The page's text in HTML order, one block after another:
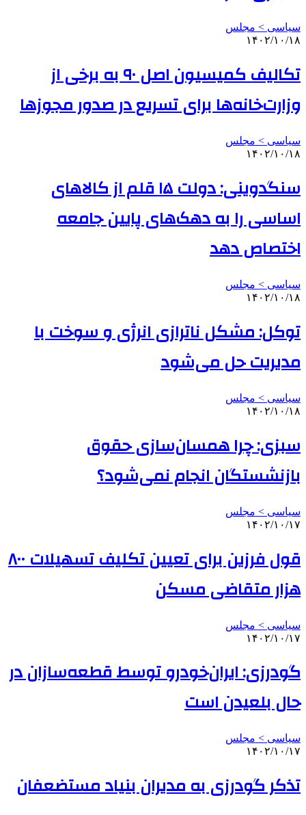
سیاسی > مجلس
۱۴۰۲/۱۰/۱۸
تکالیف کمیسیون اصل ۹۰ به برخی از
وزارت‌خانه‌ها برای تسریع در صدور مجوزها
سیاسی > مجلس
۱۴۰۲/۱۰/۱۸
سنگدوینی: دولت ۱۵ قلم از کالاهای
اساسی را به دهک‌های پایین جامعه
اختصاص دهد
سیاسی > مجلس
۱۴۰۲/۱۰/۱۸
توکل: مشکل ناترازی انرژی و سوخت با
مدیریت حل می‌شود
سیاسی > مجلس
۱۴۰۲/۱۰/۱۸
سبزی: چرا همسان‌سازی حقوق
بازنشستگان انجام نمی‌شود؟
سیاسی > مجلس
۱۴۰۲/۱۰/۱۷
قول فرزین برای تعیین تکلیف تسهیلات ۸۰۰
هزار متقاضی مسکن
سیاسی > مجلس
۱۴۰۲/۱۰/۱۷
گودرزی: ایران‌خودرو توسط قطعه‌سازان در
حال بلعیدن است
سیاسی > مجلس
۱۴۰۲/۱۰/۱۷
تذکر گودرزی به مدیران بنیاد مستضعفان